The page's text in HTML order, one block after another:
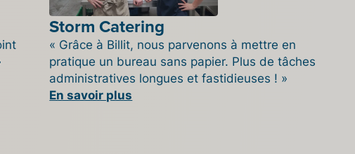
Storm Catering
« Grâce à Billit, nous parvenons à mettre en
pratique un bureau sans papier. Plus de tâches
administratives longues et fastidieuses ! »
En savoir plus